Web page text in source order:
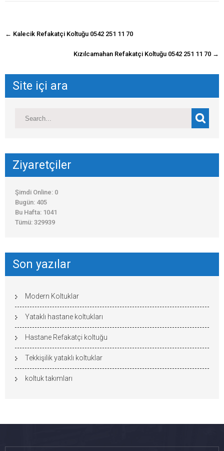
navigasyon
gönderisi
← Kalecik Refakatçi Koltuğu 0542 251 11 70
Kızılcamahan Refakatçi Koltuğu 0542 251 11 70 →
Site içi ara
Ziyaretçiler
Şimdi Online: 0
Bugün: 405
Bu Hafta: 1041
Tümü: 329939
Son yazılar
Modern Koltuklar
Yataklı hastane koltukları
Hastane Refakatçi koltuğu
Tekkişilik yataklı koltuklar
koltuk takımları